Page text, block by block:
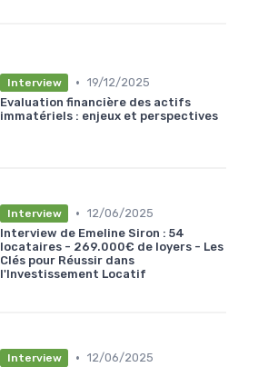
Interview • 19/12/2025
Evaluation financière des actifs
immatériels : enjeux et perspectives
Interview • 12/06/2025
Interview de Emeline Siron : 54
locataires - 269.000€ de loyers - Les
Clés pour Réussir dans
l'Investissement Locatif
Interview • 12/06/2025